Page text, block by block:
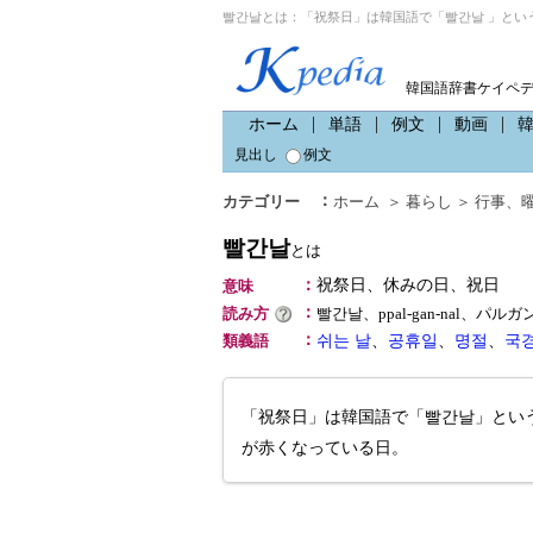
빨간날とは：「祝祭日」は韓国語で「빨간날 」とい
韓国語辞書ケイペ
ホーム 単語 例文 動画
見出し 例文
カテゴリー ： ホーム ＞ 暮らし ＞ 行事、
빨간날とは
意味
： 祝祭日、休みの日、祝日
読み方
： 빨간날、ppal-gan-nal、パルガ
類義語
： 쉬는 날、 공휴일 、 명절 、 국
「祝祭日」は韓国語で「빨간날」と
が赤くなっている日。